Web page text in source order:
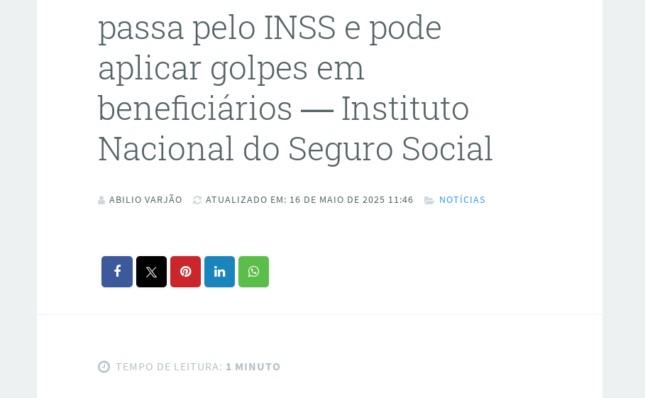
passa pelo INSS e pode
aplicar golpes em
beneficiários — Instituto
Nacional do Seguro Social
ABILIO VARJÃO ATUALIZADO EM: 16 DE MAIO DE 2025 11:46 NOTÍCIAS
TEMPO DE LEITURA: 1 MINUTO